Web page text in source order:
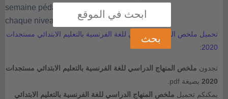
semaine pédagogique de
chaque niveau
تحميل ملخص المنهاج الدراسي للغة الفرنسية بالتعليم الابتدائي مستجدات
2020:
تجدون ملخص المنهاج الدراسي للغة الفرنسية بالتعليم الابتدائي مستجدات
2020بصيغة pdf.
يمكنكم تحميل ملخص المنهاج الدراسي للغة الفرنسية بالتعليم الابتدائي